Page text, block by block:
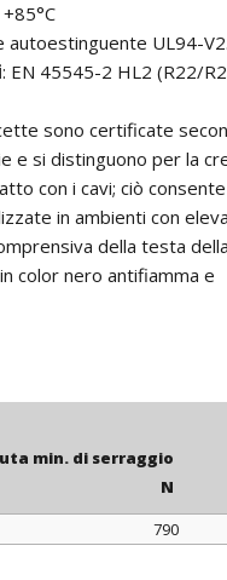
autoestinguente UL94-V2.
: EN 45545-2 HL2 (R22/
sono certificate
e si distinguono per la
con i cavi; ciò
in ambienti con
della testa
color nero antifiamma e
min. di serraggio
N
790